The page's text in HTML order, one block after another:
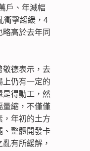
戶、年減幅
衝擊趨緩，4
高於去年同
敬德表示，去
上仍有一定的
是得動工，然
量縮，不僅僅
，年初的土方
、整體開發卡
有所緩解，